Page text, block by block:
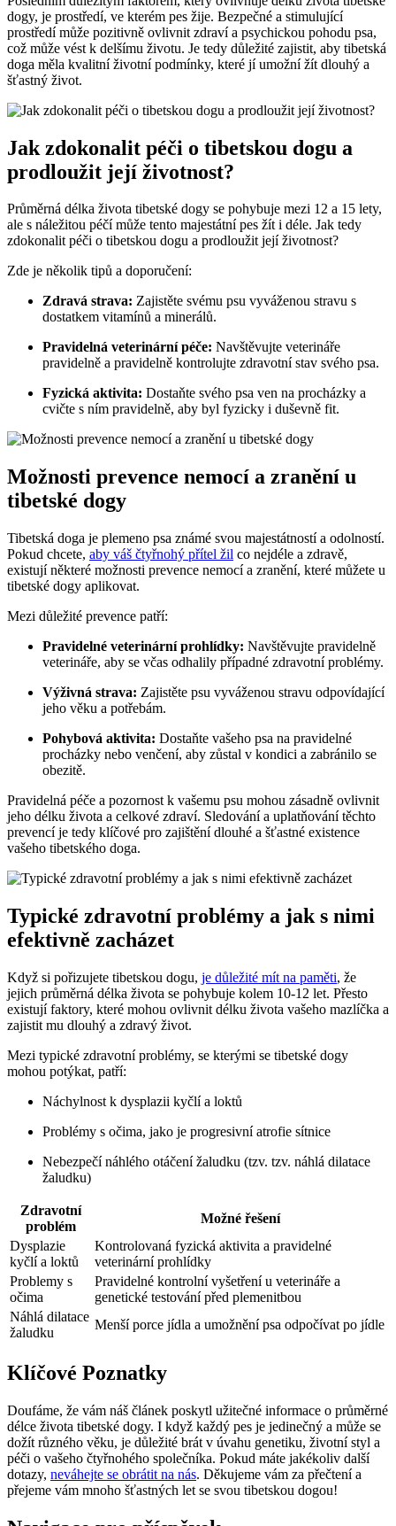
dogy, je prostředí, ve kterém pes žije. Bezpečné a stimulující
prostředí může pozitivně ovlivnit zdraví a psychickou pohodu psa,
což může vést k delšímu životu. Je tedy důležité zajistit, aby tibetská
doga měla kvalitní životní podmínky, které jí umožní žít dlouhý a
šťastný život.
Jak zdokonalit péči o tibetskou dogu a
prodloužit její životnost?
Průměrná délka života tibetské dogy se pohybuje mezi 12 a 15 lety,
ale s náležitou péčí může tento majestátní pes žít i déle. Jak tedy
zdokonalit péči o tibetskou dogu a prodloužit její životnost?
Zde je několik tipů a doporučení:
Zdravá strava: Zajistěte svému psu vyváženou stravu s
dostatkem vitamínů a minerálů.
Pravidelná veterinární péče: Navštěvujte veterináře
pravidelně a pravidelně kontrolujte zdravotní stav svého psa.
Fyzická aktivita: Dostaňte svého psa ven na procházky a
cvičte s ním pravidelně, aby byl fyzicky i duševně fit.
Možnosti prevence nemocí a zranění u
tibetské dogy
Tibetská doga je plemeno psa známé svou majestátností a odolností.
Pokud chcete, aby váš čtyřnohý přítel žil co nejdéle a zdravě,
existují některé možnosti prevence nemocí a zranění, které můžete u
tibetské dogy aplikovat.
Mezi důležité prevence patří:
Pravidelné veterinární prohlídky: Navštěvujte pravidelně
veterináře, aby se včas odhalily případné zdravotní problémy.
Výživná strava: Zajistěte psu vyváženou stravu odpovídající
jeho věku a potřebám.
Pohybová aktivita: Dostaňte vašeho psa na pravidelné
procházky nebo venčení, aby zůstal v kondici a zabránilo se
obezitě.
Pravidelná péče a pozornost k vašemu psu mohou zásadně ovlivnit
jeho délku života a celkové zdraví. Sledování a uplatňování těchto
prevencí je tedy klíčové pro zajištění dlouhé a šťastné existence
vašeho tibetského doga.
Typické zdravotní problémy a jak s nimi
efektivně zacházet
Když si pořizujete tibetskou dogu, je důležité mít na paměti, že
jejich průměrná délka života se pohybuje kolem 10-12 let. Přesto
existují faktory, které mohou ovlivnit délku života vašeho mazlíčka a
zajistit mu dlouhý a zdravý život.
Mezi typické zdravotní problémy, se kterými se tibetské dogy
mohou potýkat, patří:
Náchylnost k dysplazii kyčlí a loktů
Problémy s očima, jako je progresivní atrofie sítnice
Nebezpečí náhlého otáčení žaludku (tzv. tzv. náhlá dilatace
žaludku)
Zdravotní
problém
Možné řešení
Dysplazie
kyčlí a loktů
Kontrolovaná fyzická aktivita a pravidelné
veterinární prohlídky
Problemy s
očima
Pravidelné kontrolní vyšetření u veterináře a
genetické testování před plemenitbou
Náhlá dilatace
žaludku
Menší porce jídla a umožnění psa odpočívat po jídle
Klíčové Poznatky
Doufáme, že vám náš článek poskytl užitečné informace o průměrné
délce života tibetské dogy. I když každý pes je jedinečný a může se
dožít různého věku, je důležité brát v úvahu genetiku, životní styl a
péči o vašeho čtyřnohého společníka. Pokud máte jakékoliv další
dotazy, neváhejte se obrátit na nás. Děkujeme vám za přečtení a
přejeme vám mnoho šťastných let se svou tibetskou dogou!